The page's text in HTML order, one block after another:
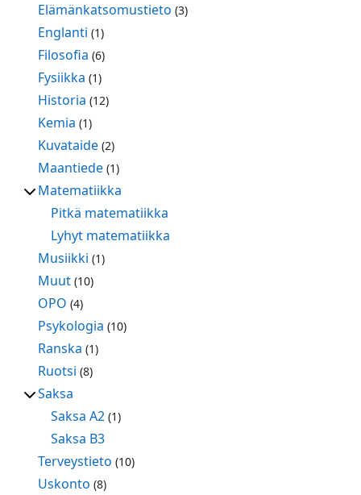
Elämänkatsomustieto (3)
Englanti (1)
Filosofia (6)
Fysiikka (1)
Historia (12)
Kemia (1)
Kuvataide (2)
Maantiede (1)
Matematiikka
Pitkä matematiikka
Lyhyt matematiikka
Musiikki (1)
Muut (10)
OPO (4)
Psykologia (10)
Ranska (1)
Ruotsi (8)
Saksa
Saksa A2 (1)
Saksa B3
Terveystieto (10)
Uskonto (8)